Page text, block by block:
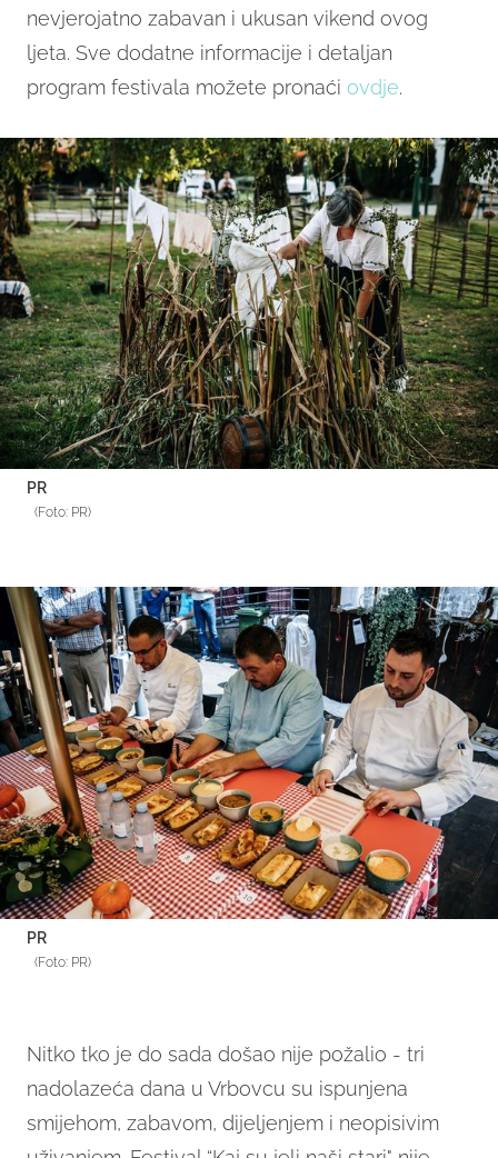
nevjerojatno zabavan i ukusan vikend ovog
ljeta. Sve dodatne informacije i detaljan
program festivala možete pronaći ovdje.
PR
(Foto: PR)
PR
(Foto: PR)
Nitko tko je do sada došao nije požalio - tri
nadolazeća dana u Vrbovcu su ispunjena
smijehom, zabavom, dijeljenjem i neopisivim